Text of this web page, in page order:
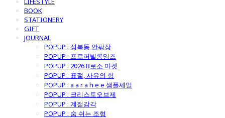
BOOK
STATIONERY
GIFT
JOURNAL
POPUP : 성북동 안팎장
POPUP : 프로퍼빌롱잉즈
POPUP : 2026 B로소 마켓
POPUP : 표절, 사유의 힘
POPUP : a a r a h e e 샘플세일
POPUP : 크리스토오브제
POPUP : 계절감각
POPUP : 숨 쉬는 조형